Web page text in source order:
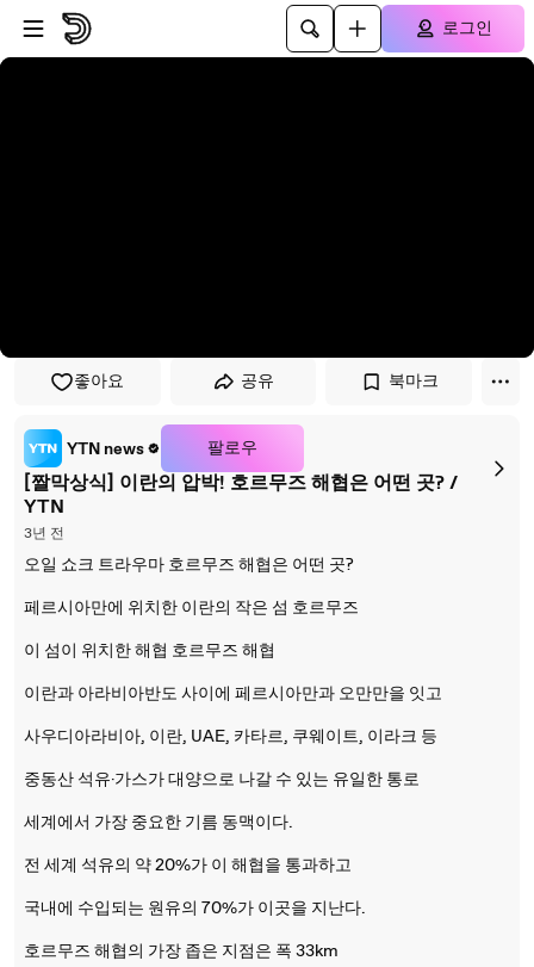
플레이어로 건너뛰기
본문으로 건너뛰기
로그인
좋아요 공유 북마크
YTN news 팔로우
[짤막상식] 이란의 압박! 호르무즈 해협은 어떤 곳? /
YTN
3년 전
오일 쇼크 트라우마 호르무즈 해협은 어떤 곳?
페르시아만에 위치한 이란의 작은 섬 호르무즈
이 섬이 위치한 해협 호르무즈 해협
이란과 아라비아반도 사이에 페르시아만과 오만만을 잇고
사우디아라비아, 이란, UAE, 카타르, 쿠웨이트, 이라크 등
중동산 석유·가스가 대양으로 나갈 수 있는 유일한 통로
세계에서 가장 중요한 기름 동맥이다.
전 세계 석유의 약 20%가 이 해협을 통과하고
국내에 수입되는 원유의 70%가 이곳을 지난다.
호르무즈 해협의 가장 좁은 지점은 폭 33km